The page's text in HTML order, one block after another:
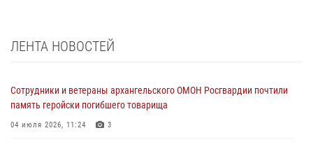
ЛЕНТА НОВОСТЕЙ
Сотрудники и ветераны архангельского ОМОН Росгвардии почтили
память геройски погибшего товарища
04 июля 2026, 11:24 3